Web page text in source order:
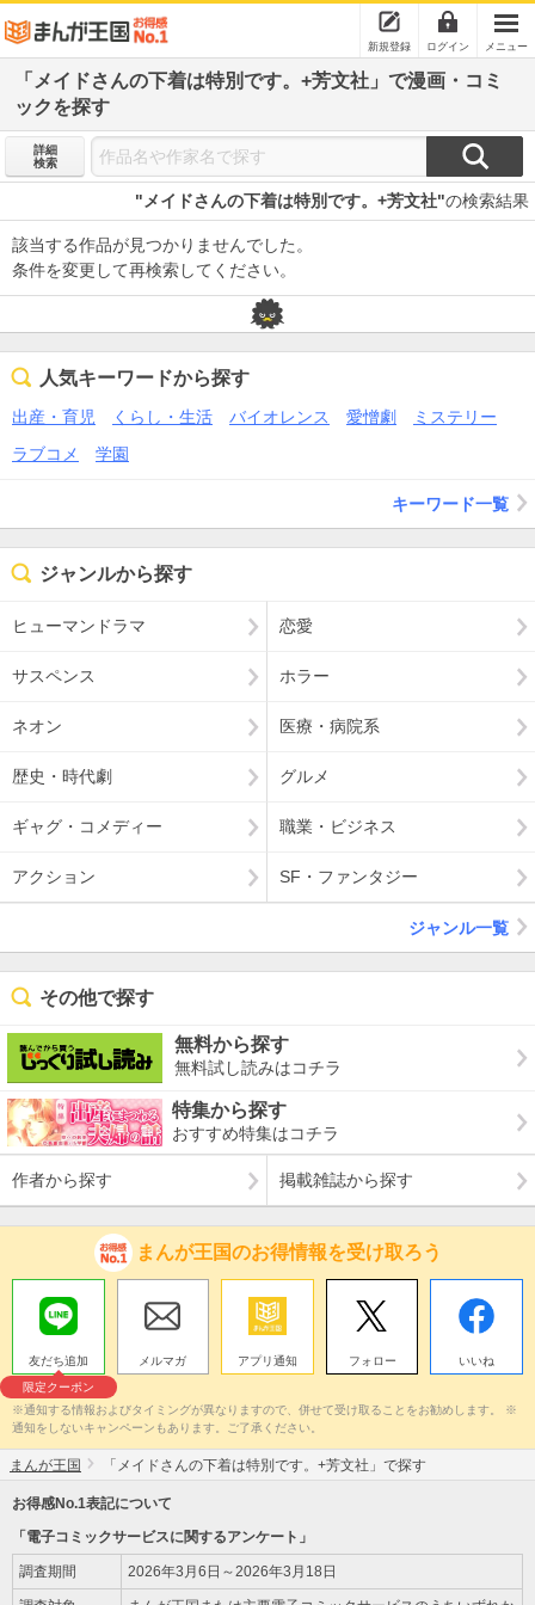
新規登録 ログイン メニュー
「メイドさんの下着は特別です。+芳文社」で漫画・コミ
ックを探す
詳細
検索
"メイドさんの下着は特別です。+芳文社"の検索結果
該当する作品が見つかりませんでした。
条件を変更して再検索してください。
人気キーワードから探す
出産・育児 くらし・生活 バイオレンス 愛憎劇
ミステリー
ラブコメ
学園
キーワード一覧
ジャンルから探す
ヒューマンドラマ 恋愛
サスペンス ホラー
ネオン 医療・病院系
歴史・時代劇 グルメ
ギャグ・コメディー 職業・ビジネス
アクション SF・ファンタジー
ジャンル一覧
その他で探す
無料から探す
無料試し読みはコチラ
特集から探す
おすすめ特集はコチラ
作者から探す 掲載雑誌から探す
まんが王国のお得情報を受け取ろう
友だち追加
限定クーポン
メルマガ アプリ通知 フォロー いいね
※通知する情報およびタイミングが異なりますので、併せて受け取ることをお勧めします。 ※
通知をしないキャンペーンもあります。ご了承ください。
まんが王国 「メイドさんの下着は特別です。+芳文社」で探す
お得感No.1表記について
「電子コミックサービスに関するアンケート」
調査期間 2026年3月6日～2026年3月18日